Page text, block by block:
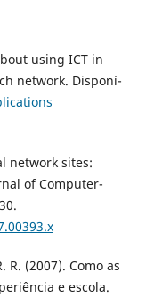
using ICT in
network. Disponí­
network sites:
of Computer-
R. (2007). Como as
e escola.